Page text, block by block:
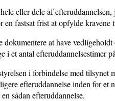
eller dele af
en fastsat frist at opfylde kravene
at have
i et antal efteruddannelsestimer
i forbindelse med
efteruddannelse inden for
sådan efteruddannelse.